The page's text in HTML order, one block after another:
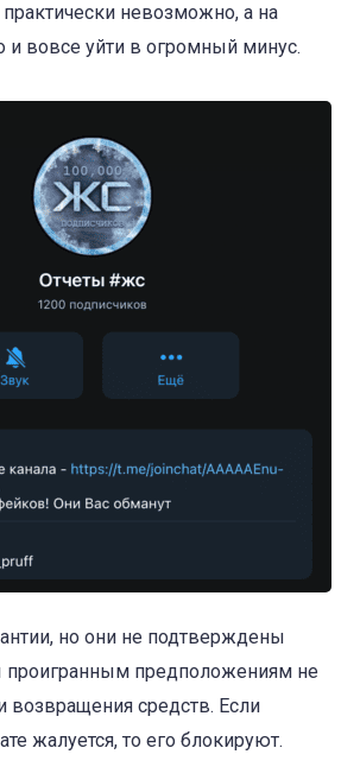
невозможно, а на
и вовсе уйти в огромный минус.
но они не подтверждены
предположениям не
возвращения средств. Если
жалуется, то его блокируют.